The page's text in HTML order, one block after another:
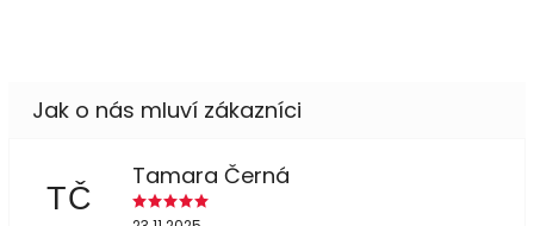
TČ
Tamara Černá